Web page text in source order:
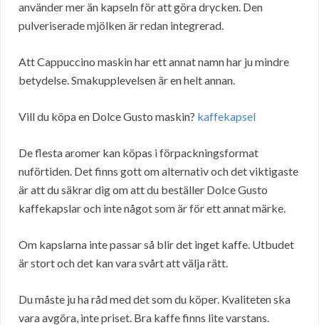
använder mer än kapseln för att göra drycken. Den
pulveriserade mjölken är redan integrerad.
Att Cappuccino maskin har ett annat namn har ju mindre
betydelse. Smakupplevelsen är en helt annan.
Vill du köpa en Dolce Gusto maskin? kaffekapsel
De flesta aromer kan köpas i förpackningsformat
nuförtiden. Det finns gott om alternativ och det viktigaste
är att du säkrar dig om att du beställer Dolce Gusto
kaffekapslar och inte något som är för ett annat märke.
Om kapslarna inte passar så blir det inget kaffe. Utbudet
är stort och det kan vara svårt att välja rätt.
Du måste ju ha råd med det som du köper. Kvaliteten ska
vara avgöra, inte priset. Bra kaffe finns lite varstans.